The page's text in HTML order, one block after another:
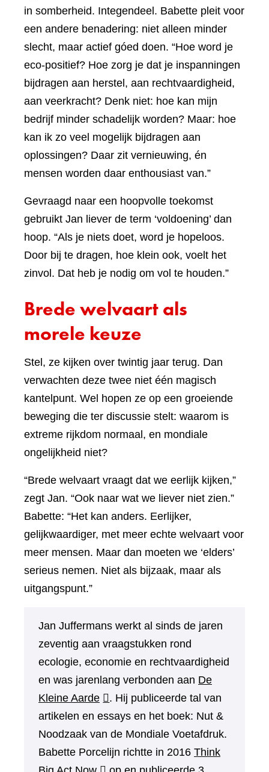
in somberheid. Integendeel. Babette pleit voor
een andere benadering: niet alleen minder
slecht, maar actief góed doen. “Hoe word je
eco-positief? Hoe zorg je dat je inspanningen
bijdragen aan herstel, aan rechtvaardigheid,
aan veerkracht? Denk niet: hoe kan mijn
bedrijf minder schadelijk worden? Maar: hoe
kan ik zo veel mogelijk bijdragen aan
oplossingen? Daar zit vernieuwing, én
mensen worden daar enthousiast van.”
Gevraagd naar een hoopvolle toekomst
gebruikt Jan liever de term ‘voldoening’ dan
hoop. “Als je niets doet, word je hopeloos.
Door bij te dragen, hoe klein ook, voelt het
zinvol. Dat heb je nodig om vol te houden.”
Brede welvaart als
morele keuze
Stel, ze kijken over twintig jaar terug. Dan
verwachten deze twee niet één magisch
kantelpunt. Wel hopen ze op een groeiende
beweging die ter discussie stelt: waarom is
extreme rijkdom normaal, en mondiale
ongelijkheid niet?
“Brede welvaart vraagt dat we eerlijk kijken,”
zegt Jan. “Ook naar wat we liever niet zien.”
Babette: “Het kan anders. Eerlijker,
gelijkwaardiger, met meer echte welvaart voor
meer mensen. Maar dan moeten we ‘elders’
serieus nemen. Niet als bijzaak, maar als
uitgangspunt.”
Jan Juffermans werkt al sinds de jaren
zeventig aan vraagstukken rond
ecologie, economie en rechtvaardigheid
en was jarenlang verbonden aan De
Kleine Aarde(verwijst
naar
een
andere
. Hij publiceerde tal van
artikelen en essays en het boek: Nut &
Noodzaak van de Mondiale Voetafdruk.
Babette Porcelijn richtte in 2016 Think